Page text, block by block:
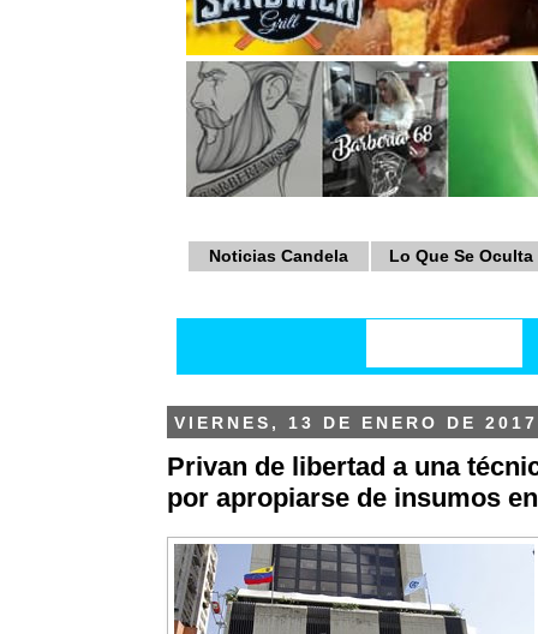
Noticias Candela Lo Que Se Oculta
VIERNES, 13 DE ENERO DE 2017
Privan de libertad a una
por apropiarse de insumos